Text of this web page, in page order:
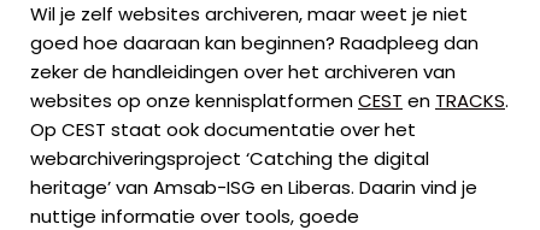
Wil je zelf websites archiveren, maar weet je niet
goed hoe daaraan kan beginnen? Raadpleeg dan
zeker de handleidingen over het archiveren van
websites op onze kennisplatformenCEST en TRACKS.
Op CEST staat ook documentatie over het
webarchiveringsproject ‘Catching the digital
heritage’ van Amsab-ISG en Liberas. Daarin vind je
nuttige informatie over tools, goede